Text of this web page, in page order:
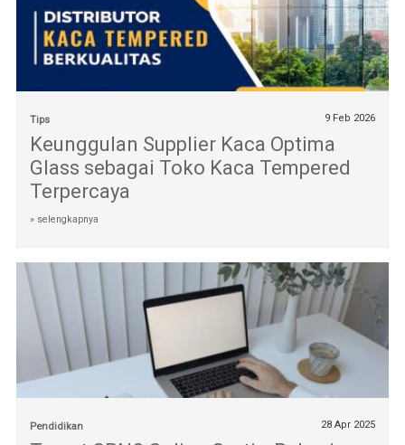
Tips 9 Feb 2026
Keunggulan Supplier Kaca Optima
Glass sebagai Toko Kaca Tempered
Terpercaya
» selengkapnya
Pendidikan 28 Apr 2025